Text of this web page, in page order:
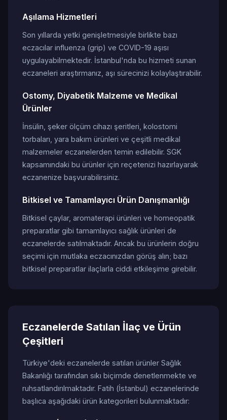
Aşılama Hizmetleri
Son yıllarda yetki genişletmesiyle birlikte bazı
eczacılar influenza (grip) ve COVID-19 aşısı
uygulayabilmektedir. İstanbul'nda bu hizmeti sunan
eczaneleri araştırmanız, aşı sürecinizi kolaylaştırabilir.
Ostomy, Diyabetik Malzeme ve Medikal
Ürünler
İnsülin, şeker ölçüm cihazı şeritleri, kolostomi
torbaları, yara bakım ürünleri ve çeşitli medikal
malzemeler eczanelerden temin edilebilir. SGK
kapsamındaki bu ürünler için reçetenizi hazırlayarak
eczanenize başvurabilirsiniz.
Bitkisel ve Tamamlayıcı Ürün Danışmanlığı
Bitkisel çaylar, aromaterapi ürünleri ve homeopatik
preparatlar gibi tamamlayıcı sağlık ürünleri de
eczanelerde satılmaktadır. Ancak bu ürünlerin doğru
seçimi için mutlaka eczacınızdan görüş alın; bazı
bitkisel preparatlar ilaçlarla ciddi etkileşime girebilir.
Eczanelerde Satılan İlaç ve Ürün
Çeşitleri
Türkiye'deki eczanelerde satılan ürünler Sağlık
Bakanlığı tarafından sıkı biçimde denetlenmekte ve
ruhsatlandırılmaktadır. Fatih (İstanbul) eczanelerinde
başlıca aşağıdaki ürün kategorileri bulunmaktadır: